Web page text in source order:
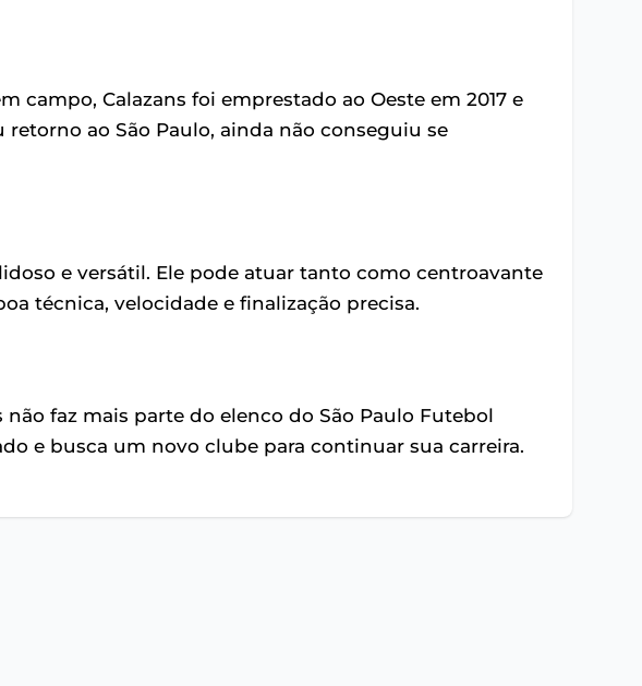
campo, Calazans foi emprestado ao Oeste em 2017 e
retorno ao São Paulo, ainda não conseguiu se
e versátil. Ele pode atuar tanto como centroavante
técnica, velocidade e finalização precisa.
não faz mais parte do elenco do São Paulo Futebol
e busca um novo clube para continuar sua carreira.